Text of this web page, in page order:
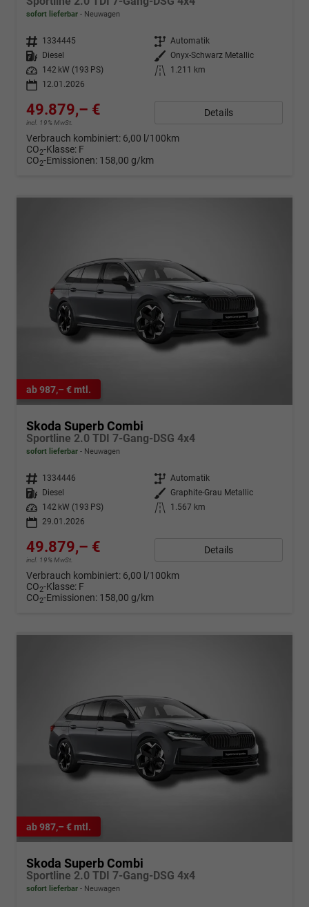
sofort lieferbar Neuwagen
Fahrzeugnr. 1334445 Getriebe Automatik
Kraftstoff
Diesel Außenfarbe Onyx-Schwarz Metallic
Leistung
142 kW (193 PS) Kilometerstand
1.211 km
12.01.2026
49.879,– €
incl. 19% MwSt.
Details
Verbrauch kombiniert: 6,00 l/100km
CO2-Klasse: F
CO2-Emissionen: 158,00 g/km
ab 987,– € mtl.
Skoda Superb Combi
Sportline 2.0 TDI 7-Gang-DSG 4x4
sofort lieferbar Neuwagen
Fahrzeugnr. 1334446 Getriebe Automatik
Kraftstoff
Diesel Außenfarbe
Graphite-Grau Metallic
Leistung
142 kW (193 PS) Kilometerstand
1.567 km
29.01.2026
49.879,– €
incl. 19% MwSt.
Details
Verbrauch kombiniert: 6,00 l/100km
CO2-Klasse: F
CO2-Emissionen: 158,00 g/km
ab 987,– € mtl.
Skoda Superb Combi
Sportline 2.0 TDI 7-Gang-DSG 4x4
sofort lieferbar Neuwagen